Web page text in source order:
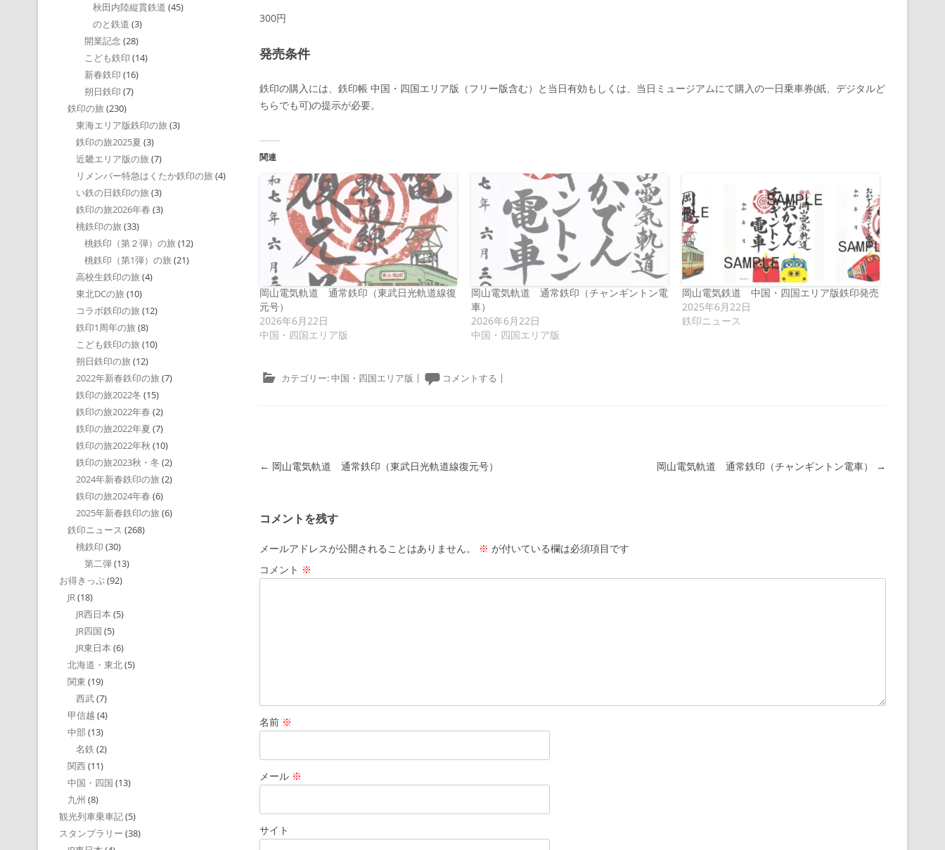
300円
発売条件
鉄印の購入には、鉄印帳 中国・四国エリア版（フリー版含む）と当日有効もしくは、当日ミュージアムにて購入の一日乗車券(紙、デジタルど
ちらでも可)の提示が必要。
関連
岡山電気軌道 通常鉄印（東武日光軌道線復
元号）
2026年6月22日
中国・四国エリア版
岡山電気軌道 通常鉄印（チャンギントン電
車）
2026年6月22日
中国・四国エリア版
岡山電気鉄道 中国・四国エリア版鉄印発売
2025年6月22日
鉄印ニュース
カテゴリー:中国・四国エリア版 | コメントする |
投稿ナビゲーション
← 岡山電気軌道 通常鉄印（東武日光軌道線復元号） 岡山電気軌道 通常鉄印（チャンギントン電車） →
コメントを残す
メールアドレスが公開されることはありません。 ※ が付いている欄は必須項目です
コメント ※
名前 ※
メール ※
サイト
秋田内陸縦貫鉄道 (45)
のと鉄道 (3)
開業記念 (28)
こども鉄印 (14)
新春鉄印 (16)
朔日鉄印 (7)
鉄印の旅 (230)
東海エリア版鉄印の旅 (3)
鉄印の旅2025夏 (3)
近畿エリア版の旅 (7)
リメンバー特急はくたか鉄印の旅 (4)
い鉄の日鉄印の旅 (3)
鉄印の旅2026年春 (3)
桃鉄印の旅 (33)
桃鉄印（第２弾）の旅 (12)
桃鉄印（第1弾）の旅 (21)
高校生鉄印の旅 (4)
東北DCの旅 (10)
コラボ鉄印の旅 (12)
鉄印1周年の旅 (8)
こども鉄印の旅 (10)
朔日鉄印の旅 (12)
2022年新春鉄印の旅 (7)
鉄印の旅2022冬 (15)
鉄印の旅2022年春 (2)
鉄印の旅2022年夏 (7)
鉄印の旅2022年秋 (10)
鉄印の旅2023秋・冬 (2)
2024年新春鉄印の旅 (2)
鉄印の旅2024年春 (6)
2025年新春鉄印の旅 (6)
鉄印ニュース (268)
桃鉄印 (30)
第二弾(13)
お得きっぷ(92)
JR(18)
JR西日本 (5)
JR四国 (5)
JR東日本 (6)
北海道・東北(5)
関東 (19)
西武(7)
甲信越 (4)
中部 (13)
名鉄 (2)
関西(11)
中国・四国 (13)
九州 (8)
観光列車乗車記(5)
スタンプラリー (38)